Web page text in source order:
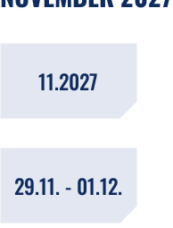
11.2027
29.11. - 01.12.